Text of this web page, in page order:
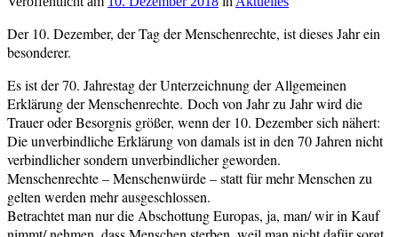
redaktion
Der 10. Dezember, der Tag der Menschenrechte, ist dieses Jahr ein
besonderer.
Es ist der 70. Jahrestag der Unterzeichnung der Allgemeinen
Erklärung der Menschenrechte. Doch von Jahr zu Jahr wird die
Trauer oder Besorgnis größer, wenn der 10. Dezember sich nähert:
Die unverbindliche Erklärung von damals ist in den 70 Jahren nicht
verbindlicher sondern unverbindlicher geworden.
Menschenrechte – Menschenwürde – statt für mehr Menschen zu
gelten werden mehr ausgeschlossen.
Betrachtet man nur die Abschottung Europas, ja, man/ wir in Kauf